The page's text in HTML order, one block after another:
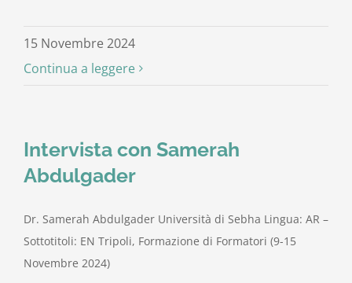
15 Novembre 2024
Continua a leggere
Intervista con Samerah
Abdulgader
Dr. Samerah Abdulgader Università di Sebha Lingua: AR –
Sottotitoli: EN Tripoli, Formazione di Formatori (9-15
Novembre 2024)